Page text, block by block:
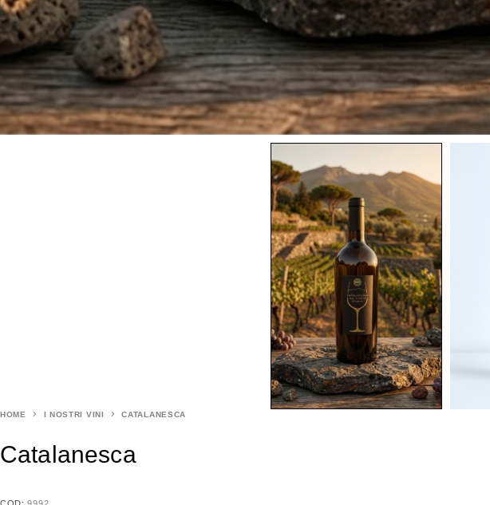
HOME I NOSTRI VINI CATALANESCA
Catalanesca